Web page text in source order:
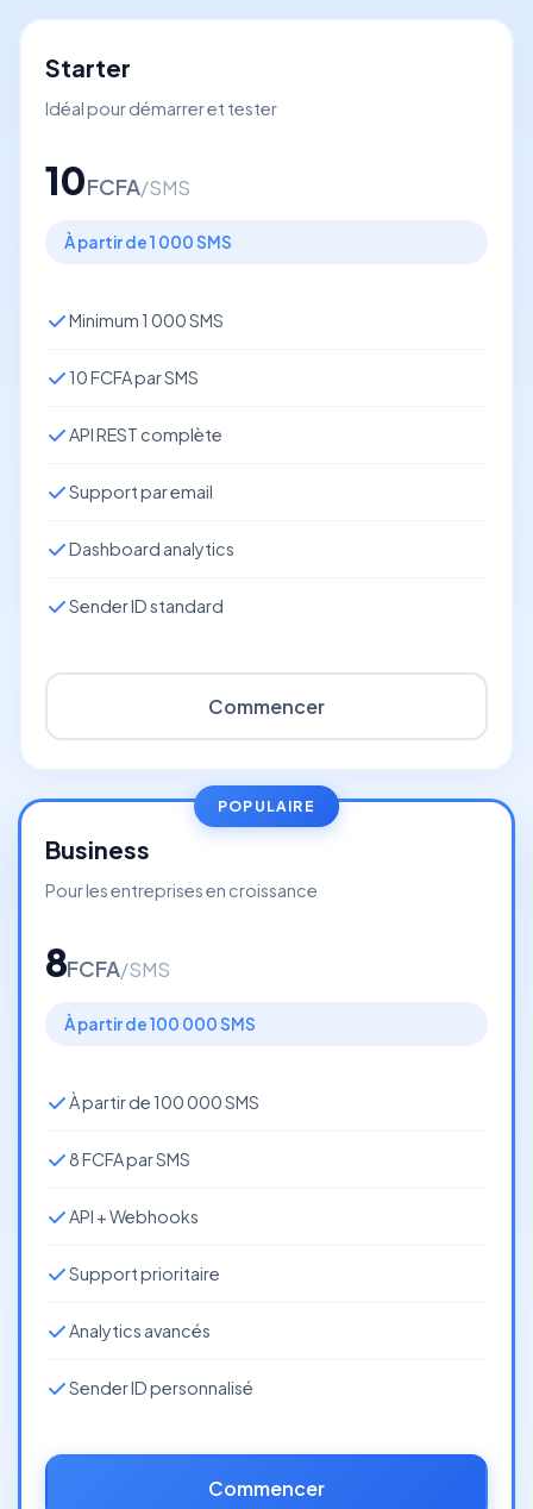
Starter
Idéal pour démarrer et tester
10FCFA/SMS
À partir de 1 000 SMS
Minimum 1 000 SMS
10 FCFA par SMS
API REST complète
Support par email
Dashboard analytics
Sender ID standard
Commencer
POPULAIRE
Business
Pour les entreprises en croissance
8FCFA/SMS
À partir de 100 000 SMS
À partir de 100 000 SMS
8 FCFA par SMS
API + Webhooks
Support prioritaire
Analytics avancés
Sender ID personnalisé
Commencer